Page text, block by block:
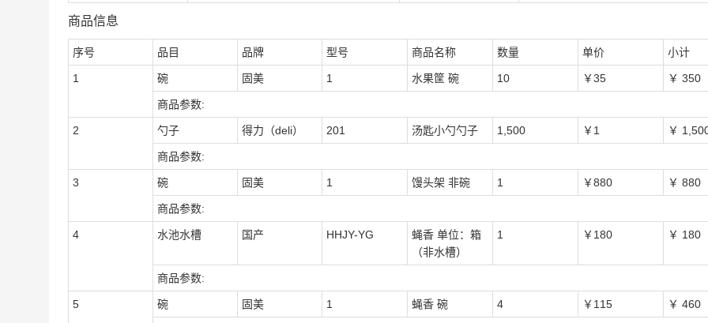
商品信息
序号 品目 品牌 型号 商品名称 数量 单价 小计
1 碗 固美 1 水果筐 碗 10 ￥35 ￥ 350
商品参数:
2 勺子 得力（deli） 201 汤匙小勺勺子 1,500 ￥1 ￥
商品参数:
3 碗 固美 1 馒头架 非碗 1 ￥880 ￥ 880
商品参数:
4 水池水槽 国产 HHJY-YG
蝇香 单位：箱
（非水槽）
1 ￥180 ￥ 180
商品参数:
5 碗 固美 1 蝇香 碗 4 ￥115 ￥ 460